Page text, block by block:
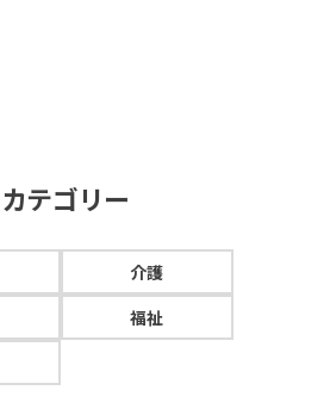
カテゴリー
介護
福祉